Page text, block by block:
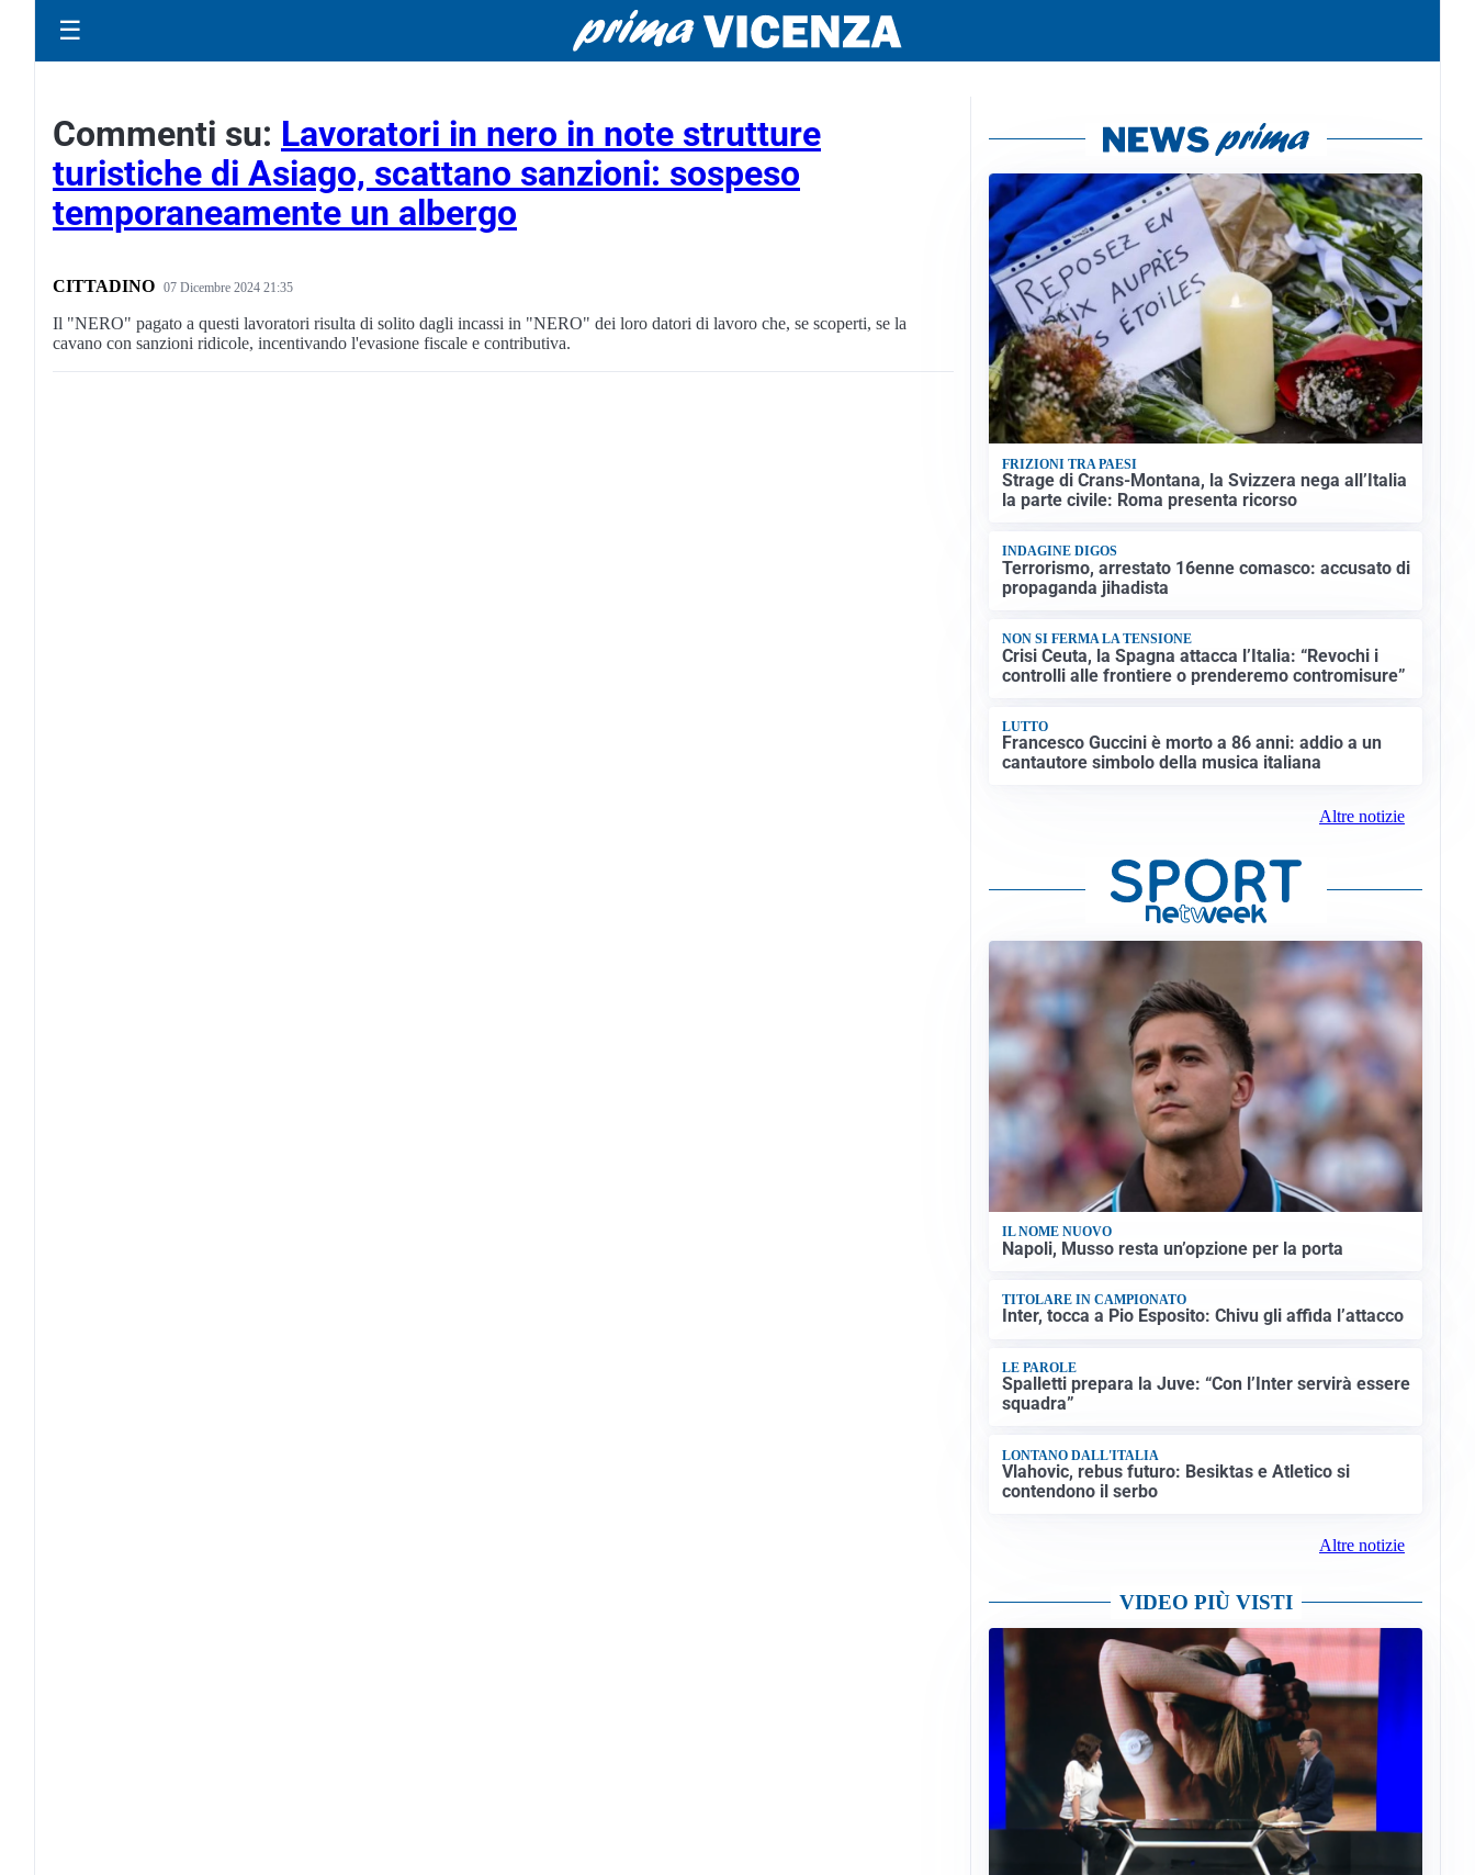
☰
Commenti su: Lavoratori in nero in note strutture
turistiche di Asiago, scattano sanzioni: sospeso
temporaneamente un albergo
CITTADINO 07 Dicembre 2024 21:35
Il "NERO" pagato a questi lavoratori risulta di solito dagli incassi in "NERO" dei loro datori di lavoro che, se scoperti, se la
cavano con sanzioni ridicole, incentivando l'evasione fiscale e contributiva.
FRIZIONI TRA PAESI
Strage di Crans-Montana, la Svizzera nega all’Italia
la parte civile: Roma presenta ricorso
INDAGINE DIGOS
Terrorismo, arrestato 16enne comasco: accusato di
propaganda jihadista
NON SI FERMA LA TENSIONE
Crisi Ceuta, la Spagna attacca l’Italia: “Revochi i
controlli alle frontiere o prenderemo contromisure”
LUTTO
Francesco Guccini è morto a 86 anni: addio a un
cantautore simbolo della musica italiana
Altre notizie
IL NOME NUOVO
Napoli, Musso resta un’opzione per la porta
TITOLARE IN CAMPIONATO
Inter, tocca a Pio Esposito: Chivu gli affida l’attacco
LE PAROLE
Spalletti prepara la Juve: “Con l’Inter servirà essere
squadra”
LONTANO DALL'ITALIA
Vlahovic, rebus futuro: Besiktas e Atletico si
contendono il serbo
Altre notizie
VIDEO PIÙ VISTI